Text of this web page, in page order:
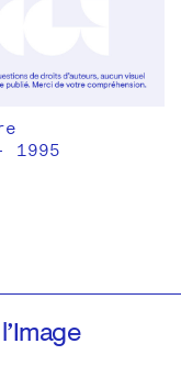
1995